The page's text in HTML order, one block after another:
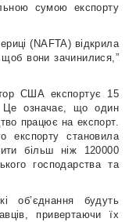
сумою експорту
(NAFTA) відкрила
вони зачинилися,”
США експортує 15
Це означає, що один
працює на експорт.
експорту становила
більш ніж 120000
господарства та
об’єднання будуть
привертаючи їх